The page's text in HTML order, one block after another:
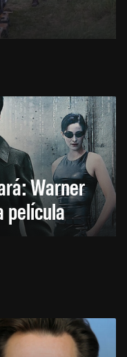
Warner
película